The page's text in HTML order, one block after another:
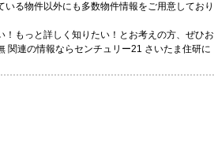
る物件以外にも多数物件情報をご用意しており
もっと詳しく知りたい！とお考えの方、ぜひお
関連の情報ならセンチュリー21 さいたま住研に